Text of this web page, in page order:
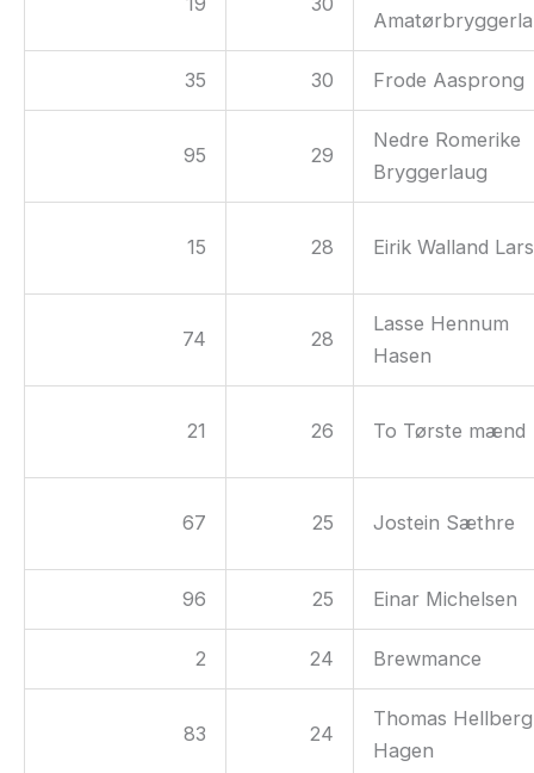
35 30 Frode Aasprong
95 29
Nedre Romerike
Bryggerlaug
15 28 Eirik Walland
74 28
Lasse Hennum
Hasen
21 26 To Tørste mænd
67 25 Jostein Sæthre
96 25 Einar Michelsen
2 24 Brewmance
83 24
Thomas Hellberg
Hagen